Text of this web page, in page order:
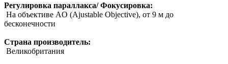
Регулировка параллакса/ Фокусировка:
На объективе AO (Ajustable Objective), от 9 м до
бесконечности
Страна производитель:
Великобритания